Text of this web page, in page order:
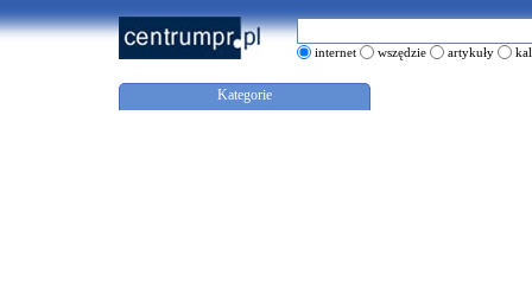
internet wszędzie artykuły
Kategorie